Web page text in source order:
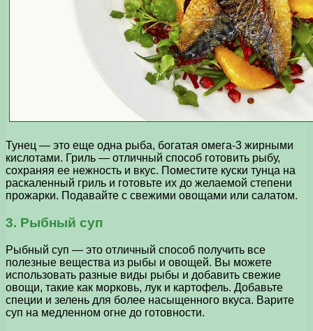
Тунец — это еще одна рыба, богатая омега-3 жирными
кислотами. Гриль — отличный способ готовить рыбу,
сохраняя ее нежность и вкус. Поместите куски тунца на
раскаленный гриль и готовьте их до желаемой степени
прожарки. Подавайте с свежими овощами или салатом.
3. Рыбный суп
Рыбный суп — это отличный способ получить все
полезные вещества из рыбы и овощей. Вы можете
использовать разные виды рыбы и добавить свежие
овощи, такие как морковь, лук и картофель. Добавьте
специи и зелень для более насыщенного вкуса. Варите
суп на медленном огне до готовности.